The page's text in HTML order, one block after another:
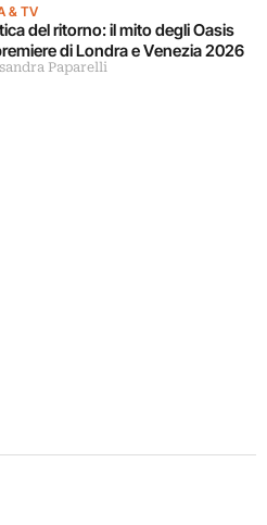
& TV
del ritorno: il mito degli Oasis
di Londra e Venezia 2026
Paparelli